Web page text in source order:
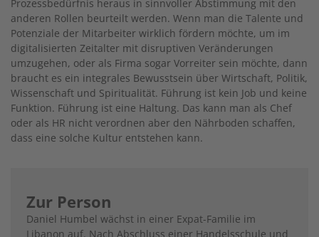
Prozessbedürfnis heraus in sinnvoller Abstimmung mit den
anderen Rollen beurteilt werden. Wenn man die Talente und
Potenziale der Mitarbeiter wirklich fördern möchte, um im
digitalisierten Zeitalter mit disruptiven Veränderungen
umzugehen, oder als Firma sogar Vorreiter sein möchte, dann
braucht es ein integrales Bewusstsein über Wirtschaft, Politik,
Wissenschaft und Spiritualität. Führung ist kein Job und keine
Funktion. Führung ist eine Haltung. Das kann man als Chef
oder als HR nicht verordnen aber den Nährboden schaffen,
dass eine solche Kultur entstehen kann.
Zur Person
Daniel Humbel wächst in einer Expat-Familie im
Libanon auf. Nach Abschluss einer Handelsschule und